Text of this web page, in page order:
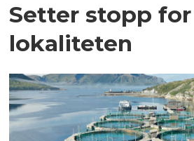
Setter stopp
lokaliteten